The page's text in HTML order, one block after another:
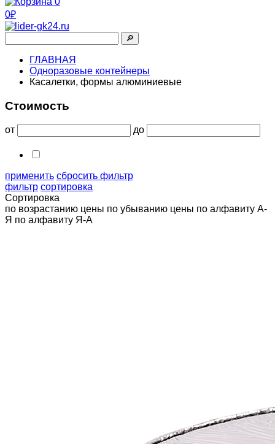
0₽
🔎︎
ГЛАВНАЯ
Одноразовые контейнеры
Касалетки, формы алюминиевые
Стоимость
от до
применить сбросить фильтр
фильтр сортировка
Сортировка
по возрастанию цены по убыванию цены по алфавиту А-
Я по алфавиту Я-А